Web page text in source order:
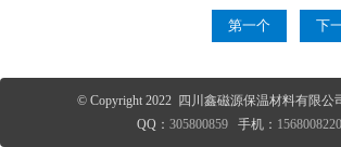
第一个 下
© Copyright 2022 四川鑫磁源保温材料有限
QQ：305800859 手机：